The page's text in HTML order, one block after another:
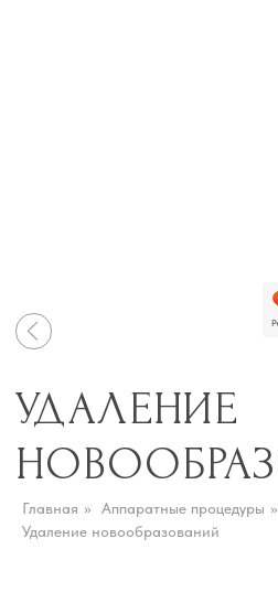
Главная » Аппаратные процедуры »
Удаление новообразований
УДАЛЕНИЕ
НОВООБРАЗОВАНИЙ БЕЗ
СЛЕДОВ И ШРАМОВ